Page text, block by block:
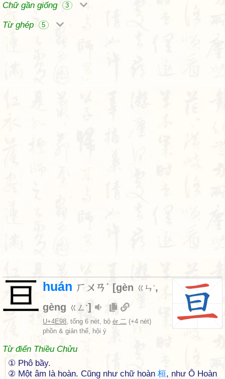
Chữ gần giống 3
Từ ghép 5
亘 huán ㄏㄨㄢˊ [gèn ㄍㄣˋ,
gèng ㄍㄥˋ]
U+4E98, tổng 6 nét, bộ ér 二 (+4 nét)
phồn & giản thể, hội ý
Từ điển Thiều Chửu
① Phô bầy.
② Một âm là hoàn. Cũng như chữ hoàn 桓, như Ô Hoàn